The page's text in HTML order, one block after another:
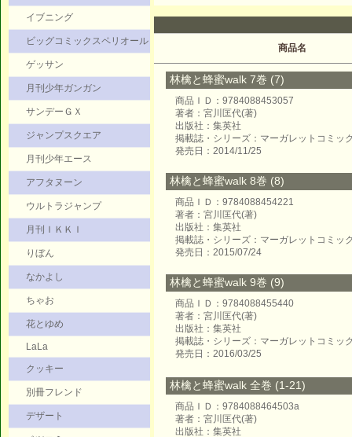
イブニング
ビッグコミックスペリオール
ゲッサン
月刊少年ガンガン
サンデーＧＸ
ジャンプスクエア
月刊少年エース
アフタヌーン
ウルトラジャンプ
月刊ＩＫＫＩ
りぼん
なかよし
ちゃお
花とゆめ
LaLa
クッキー
別冊フレンド
デザート
商品名
林檎と蜂蜜walk 7巻 (7)
商品ＩＤ：9784088453057
著者：宮川匡代(著)
出版社：集英社
掲載誌・シリーズ：マーガレットコミッ
発売日：2014/11/25
林檎と蜂蜜walk 8巻 (8)
商品ＩＤ：9784088454221
著者：宮川匡代(著)
出版社：集英社
掲載誌・シリーズ：マーガレットコミッ
発売日：2015/07/24
林檎と蜂蜜walk 9巻 (9)
商品ＩＤ：9784088455440
著者：宮川匡代(著)
出版社：集英社
掲載誌・シリーズ：マーガレットコミッ
発売日：2016/03/25
林檎と蜂蜜walk 全巻 (1-21)
商品ＩＤ：9784088464503a
著者：宮川匡代(著)
出版社：集英社